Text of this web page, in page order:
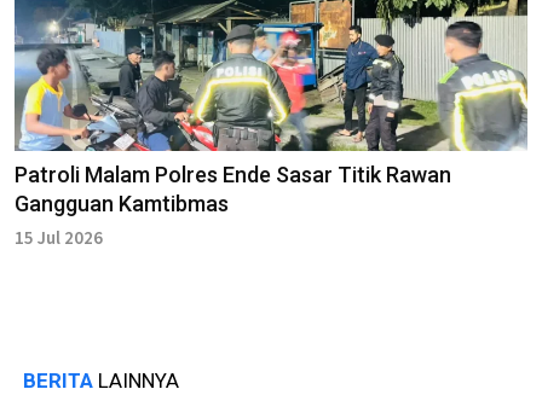
Patroli Malam Polres Ende Sasar Titik Rawan
Gangguan Kamtibmas
15 Jul 2026
BERITA LAINNYA